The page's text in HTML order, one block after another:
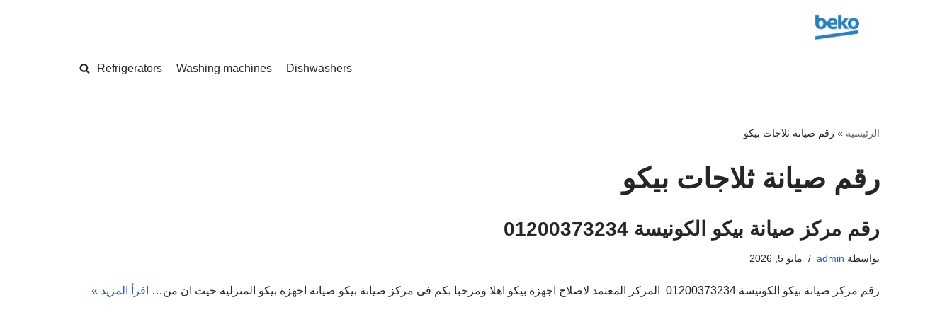
Dishwashers
Washing machines
Refrigerators
الرئيسية » رقم صيانة ثلاجات بيكو
رقم صيانة ثلاجات بيكو
رقم مركز صيانة بيكو الكونيسة 01200373234
بواسطة admin مايو 5, 2026
رقم مركز صيانة بيكو الكونيسة 01200373234 المركز المعتمد لاصلاح اجهزة بيكو اهلا ومرحبا بكم فى مركز صيانة بيكو صيانة اجهزة بيكو المنزلية حيث ان من… اقرأ المزيد »